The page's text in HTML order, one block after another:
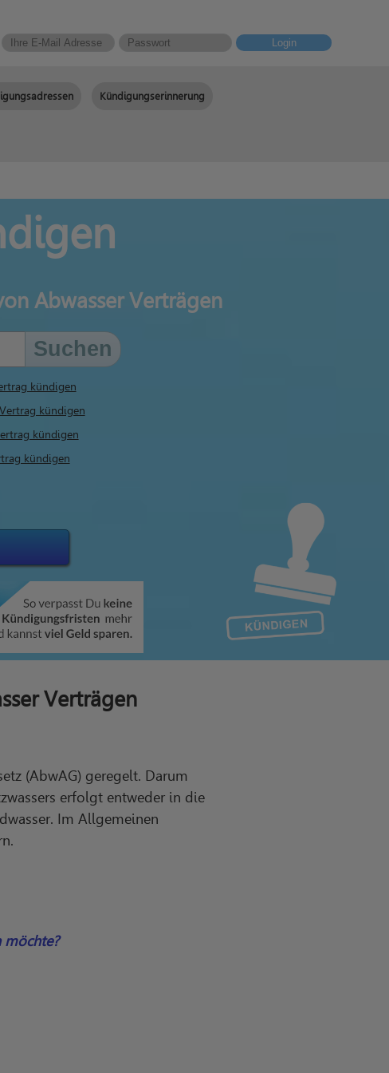
Login
Kündigungserinnerung
Abwasser Verträgen
Suchen
kündigen
kündigen
kündigen
kündigen
Verträgen
(AbwAG) geregelt. Darum
erfolgt entweder in die
Im Allgemeinen
möchte?